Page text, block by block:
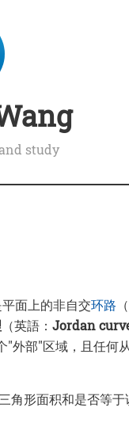
study
面上的非自交环路
（英語： Jordan
外部"区域，且任何
角形面积和是否等